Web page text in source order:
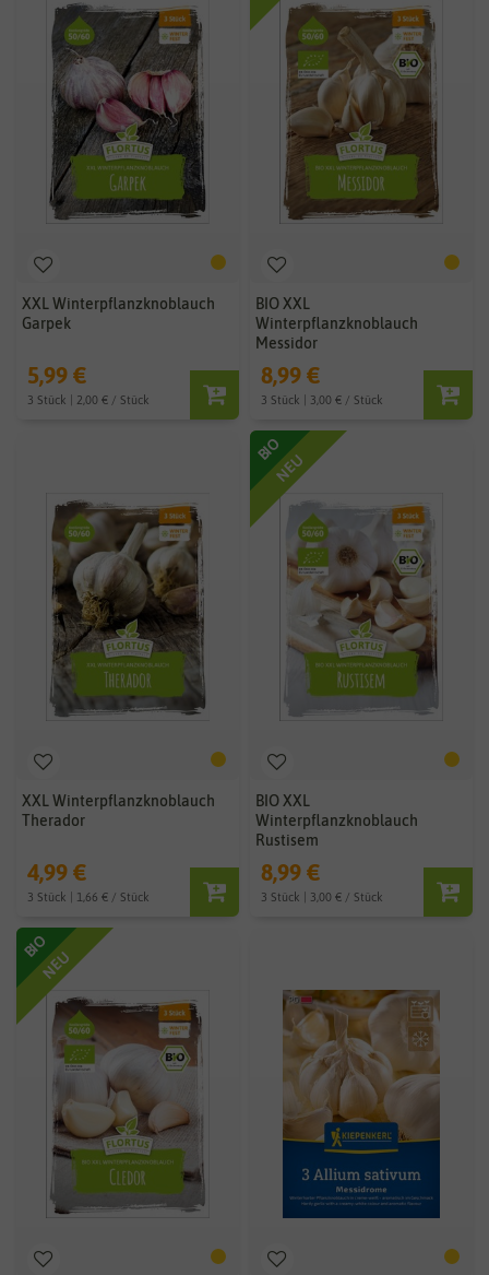
XXL Winterpflanzknoblauch
Garpek
5,99 €
3 Stück | 2,00 € / Stück
BIO XXL
Winterpflanzknoblauch
Messidor
8,99 €
3 Stück | 3,00 € / Stück
XXL Winterpflanzknoblauch
Therador
4,99 €
3 Stück | 1,66 € / Stück
NEU
BIO
BIO XXL
Winterpflanzknoblauch
Rustisem
8,99 €
3 Stück | 3,00 € / Stück
NEU
BIO